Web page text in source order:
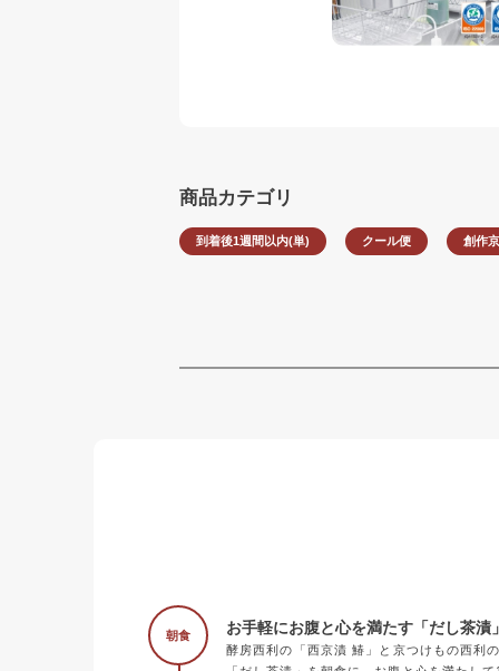
商品カテゴリ
到着後1週間以内(単) クール便 創作
朝食 お手軽にお腹と心を満たす「だし茶漬
酵房西利の「西京漬 鰆」と京つけもの西利